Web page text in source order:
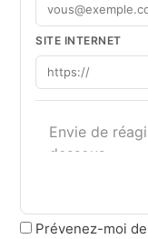
SITE INTERNET
Prévenez-moi